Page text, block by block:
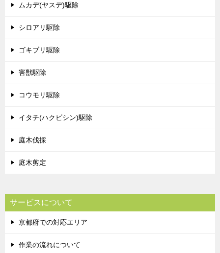
ムカデ(ヤスデ)駆除
シロアリ駆除
ゴキブリ駆除
害獣駆除
コウモリ駆除
イタチ(ハクビシン)駆除
庭木伐採
庭木剪定
サービスについて
京都府での対応エリア
作業の流れについて